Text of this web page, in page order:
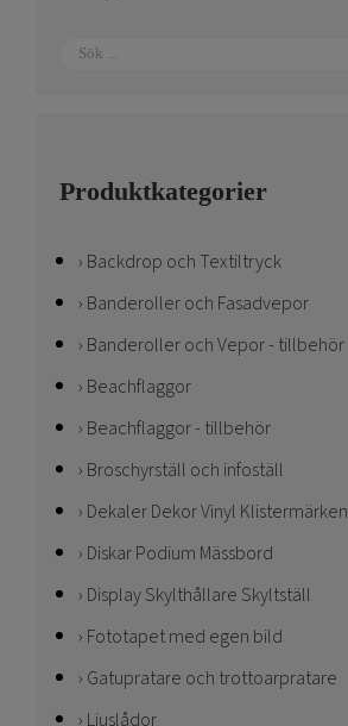
Produktkategorier
Backdrop och Textiltryck
Banderoller och Fasadvepor
Banderoller och Vepor - tillbehör
Beachflaggor
Beachflaggor - tillbehör
Broschyrställ och infoställ
Dekaler Dekor Vinyl Klistermärken
Diskar Podium Mässbord
Display Skylthållare Skyltställ
Fototapet med egen bild
Gatupratare och trottoarpratare
Ljuslådor